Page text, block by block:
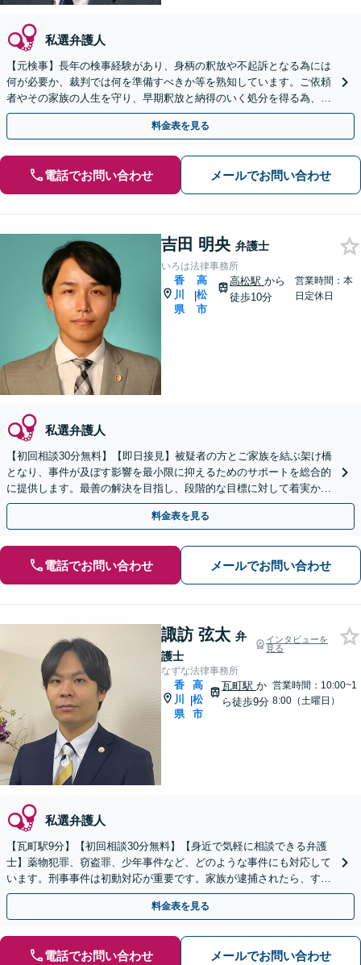
私選弁護人
【元検事】長年の検事経験があり、身柄の釈放や不起訴となる為には
何が必要か、裁判では何を準備すべきか等を熟知しています。ご依頼
者やその家族の人生を守り、早期釈放と納得のいく処分を得る為、こ
れまでの経験と知見を最大限に生かし、真摯に弁護します。
料金表を見る
電話でお問い合わせ メールでお問い合わせ
吉田 明央 弁護士
いろは法律事務所
香
川
県
|
高
松
市
高松駅 から
徒歩10分
営業時間：本
日定休日
私選弁護人
【初回相談30分無料】【即日接見】被疑者の方とご家族を結ぶ架け橋
となり、事件が及ぼす影響を最小限に抑えるためのサポートを総合的
に提供します。最善の解決を目指し、段階的な目標に対して着実かつ
スピーディーに対応いたします【オンライン面談OK】
料金表を見る
電話でお問い合わせ メールでお問い合わせ
諏訪 弦太 弁
護士
インタビューを
見る
なずな法律事務所
香
川
県
|
高
松
市
瓦町駅 か
ら徒歩9分
営業時間：10:00~1
8:00（土曜日）
私選弁護人
【瓦町駅9分】【初回相談30分無料】【身近で気軽に相談できる弁護
士】薬物犯罪、窃盗罪、少年事件など、どのような事件にも対応して
います。刑事事件は初動対応が重要です。家族が逮捕されたら、すぐ
にご相談ください。【電話相談可】【休日・夜間対応】
料金表を見る
電話でお問い合わせ メールでお問い合わせ